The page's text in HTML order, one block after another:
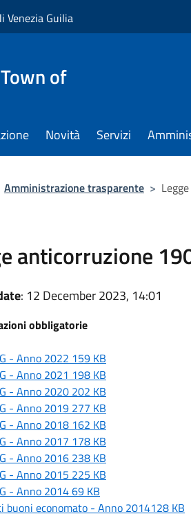
Venezia Guilia
Town of
Novità Servizi
Amministrazione trasparente >
anticorruzione
: 12 December 2023, 14:01
obbligatorie
- Anno 2022 159 KB
- Anno 2021 198 KB
- Anno 2020 202 KB
- Anno 2019 277 KB
- Anno 2018 162 KB
- Anno 2017 178 KB
- Anno 2016 238 KB
- Anno 2015 225 KB
- Anno 2014 69 KB
buoni economato - Anno 2014128 KB